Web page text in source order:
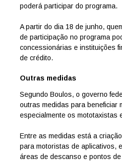
poderá participar do programa.
A partir do dia 18 de junho,
de participação no programa
concessionárias e instituições
de crédito.
Outras medidas
Segundo Boulos, o governo
outras medidas para beneficiar
especialmente os mototaxistas
Entre as medidas está a
para motoristas de aplicativos,
áreas de descanso e pontos